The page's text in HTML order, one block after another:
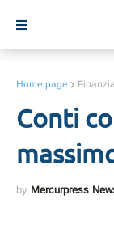
Home page
Conti
by Mercurpress